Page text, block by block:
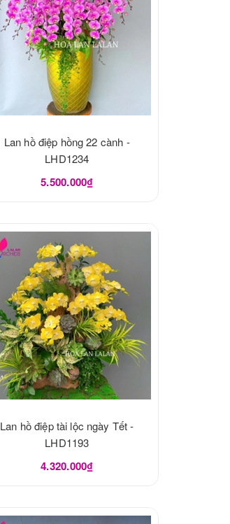
Lan hồ điệp hồng 22 cành -
LHD1234
5.500.000₫
Lan hồ điệp tài lộc ngày Tết -
LHD1193
4.320.000₫